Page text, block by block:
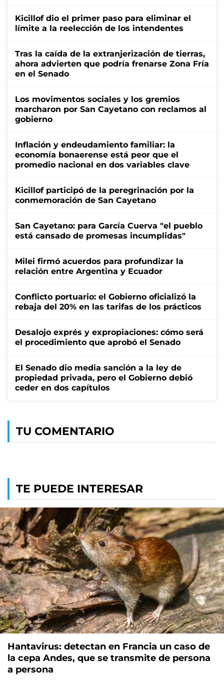
Kicillof dio el primer paso para eliminar el
límite a la reelección de los intendentes
Tras la caída de la extranjerización de tierras,
ahora advierten que podría frenarse Zona Fría
en el Senado
Los movimentos sociales y los gremios
marcharon por San Cayetano con reclamos al
gobierno
Inflación y endeudamiento familiar: la
economía bonaerense está peor que el
promedio nacional en dos variables clave
Kicillof participó de la peregrinación por la
conmemoración de San Cayetano
San Cayetano: para García Cuerva "el pueblo
está cansado de promesas incumplidas"
Milei firmó acuerdos para profundizar la
relación entre Argentina y Ecuador
Conflicto portuario: el Gobierno oficializó la
rebaja del 20% en las tarifas de los prácticos
Desalojo exprés y expropiaciones: cómo será
el procedimiento que aprobó el Senado
El Senado dio media sanción a la ley de
propiedad privada, pero el Gobierno debió
ceder en dos capítulos
TU COMENTARIO
TE PUEDE INTERESAR
Hantavirus: detectan en Francia un caso de
la cepa Andes, que se transmite de persona
a persona